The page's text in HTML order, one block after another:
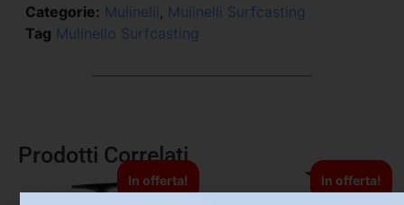
Categorie: Mulinelli , Mulinelli Surfcasting
Tag Mulinello Surfcasting
Prodotti Correlati
In offerta! In offerta!